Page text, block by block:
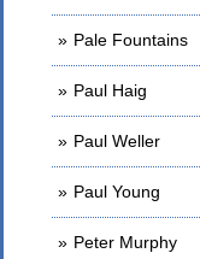
Pale Fountains
Paul Haig
Paul Weller
Paul Young
Peter Murphy